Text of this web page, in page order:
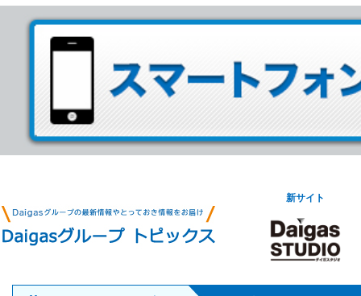
新サイト